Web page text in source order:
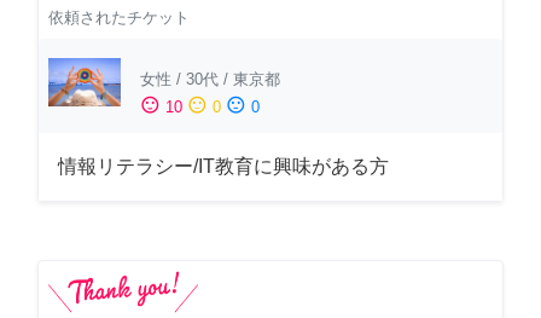
依頼されたチケット
女性 / 30代 / 東京都
sentiment_satisfied 10 sentiment_neutral 0 sentiment_dissatisfied 0
情報リテラシー/IT教育に興味がある方